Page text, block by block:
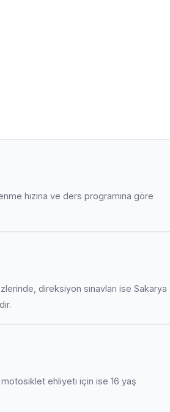
hızına ve ders programına göre
direksiyon sınavları ise Sakarya
motosiklet ehliyeti için ise 16 yaş